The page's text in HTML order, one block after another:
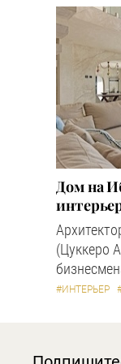
Дом на
(Цуккеро
#ИНТЕРЬЕР